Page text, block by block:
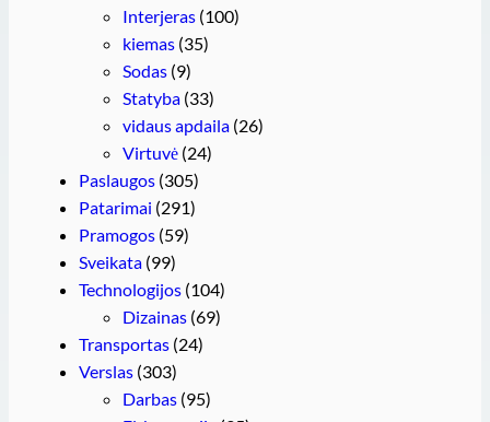
Interjeras (100)
kiemas (35)
Sodas (9)
Statyba (33)
vidaus apdaila (26)
Virtuvė (24)
Paslaugos (305)
Patarimai (291)
Pramogos (59)
Sveikata (99)
Technologijos (104)
Dizainas (69)
Transportas (24)
Verslas (303)
Darbas (95)